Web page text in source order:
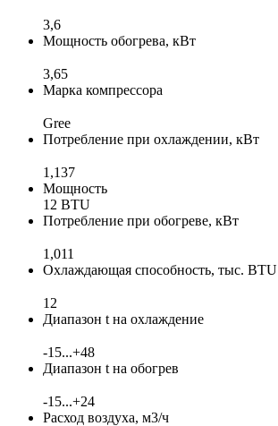
3,6
Мощность обогрева, кВт
3,65
Марка компрессора
Gree
Потребление при охлаждении, кВт
1,137
Мощность
12 BTU
Потребление при обогреве, кВт
1,011
Охлаждающая способность, тыс. BTU
12
Диапазон t на охлаждение
-15...+48
Диапазон t на обогрев
-15...+24
Расход воздуха, м3/ч